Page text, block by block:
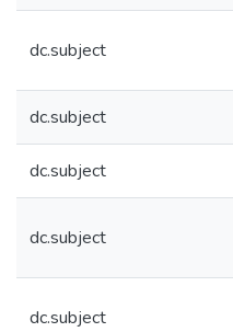
dc.subject
dc.subject
dc.subject
dc.subject
dc.subject